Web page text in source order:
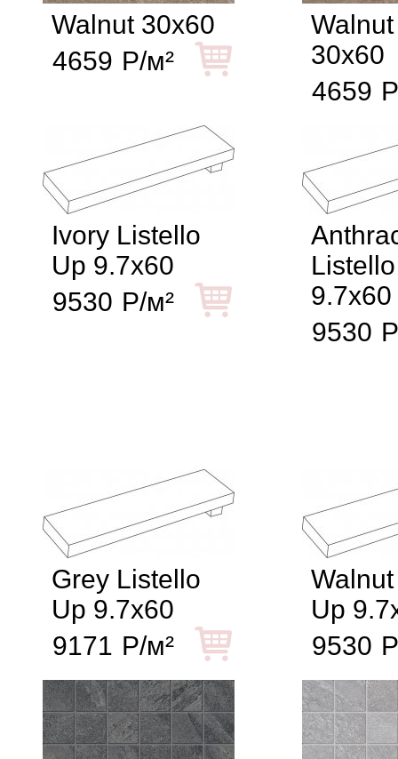
Walnut 30x60
4659 Р/м²
30x60
4659
Ivory Listello
Up 9.7x60
9530 Р/м²
9.7x60
9530
Grey Listello
Up 9.7x60
9171 Р/м²
Up
9530